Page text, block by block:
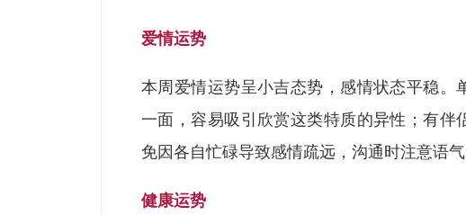
爱情运势
本周爱情运势呈小吉态势，感情状态平稳
一面，容易吸引欣赏这类特质的异性；有
免因各自忙碌导致感情疏远，沟通时注意语
健康运势